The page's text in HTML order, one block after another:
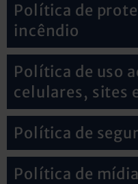
Política de
incêndio
Política de uso
celulares, sites
Política de
Política de